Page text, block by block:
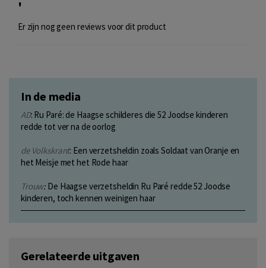
'
Er zijn nog geen reviews voor dit product
In de media
AD: Ru Paré: de Haagse schilderes die 52 Joodse kinderen
redde tot ver na de oorlog
de Volkskrant: Een verzetsheldin zoals Soldaat van Oranje en
het Meisje met het Rode haar
Trouw:De Haagse verzetsheldin Ru Paré redde 52 Joodse
kinderen, toch kennen weinigen haar
Gerelateerde uitgaven